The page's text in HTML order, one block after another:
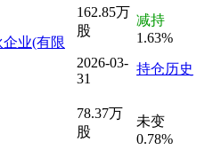
业(有限
162.85万
股
2026-03-
31
减持
1.63%
持仓历史
78.37万
股
未变
0.78%